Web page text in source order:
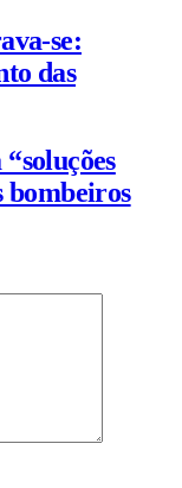
se:
das
bombeiros